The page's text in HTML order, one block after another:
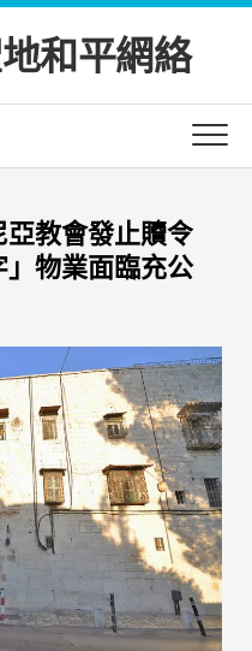
和平網絡
教會發止贖令
物業面臨充公